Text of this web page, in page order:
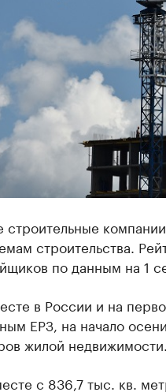
строительные
строительства.
по данным на 1
в России и на
ЕРЗ, на начало
жилой недвижимости.
с 836,7 тыс. кв.